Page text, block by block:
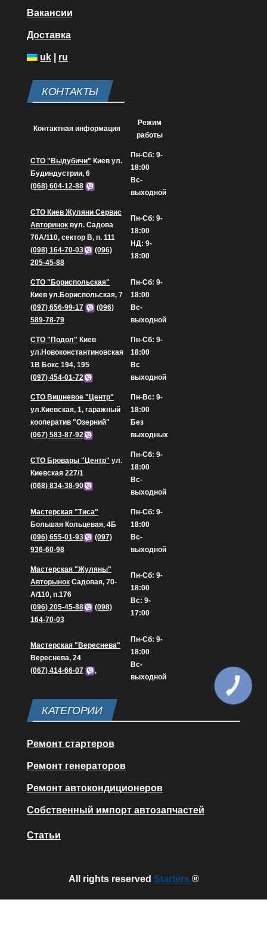
Вакансии
Доставка
uk ru
КОНТАКТЫ
Контактная информация
Режим
работы
СТО "Выдубичи" Киев ул.
Будиндустрии, 6
(068) 604-12-88
Пн-Сб: 9-
18:00
Вс-
выходной
СТО Киев Жуляни Сервис
Авторинок вул. Садова
70А/110, сектор В, п. 111
(098) 164-70-03
(096)
205-45-88
Пн-Сб: 9-
18:00
НД: 9-
18:00
СТО "Бориспольская"
Киев ул.Бориспольская, 7
(097) 656-99-17
(096)
589-78-79
Пн-Сб: 9-
18:00
Вс-
выходной
СТО "Подол" Киев
ул.Новоконстантиновская
1В Бокс 194, 195
(097) 454-01-72
Пн-Сб: 9-
18:00
Вс
выходной
СТО Вишневое "Центр"
ул.Киевская, 1, гаражный
кооператив "Озерний"
(067) 583-87-92
Пн-Вс: 9-
18:00
Без
выходных
СТО Бровары "Центр" ул.
Киевская 227/1
(068) 834-38-90
Пн-Сб: 9-
18:00
Вс-
выходной
Мастерская "Тиса"
Большая Кольцевая, 4Б
(096) 655-01-93
(097)
936-60-98
Пн-Сб: 9-
18:00
Вс-
выходной
Мастерская "Жуляны"
Авторынок Садовая, 70-
А/110, п.176
(096) 205-45-88
(098)
164-70-03
Пн-Сб: 9-
18:00
Вс: 9-
17:00
Мастерская "Вереснева"
Вереснева, 24
(067) 414-66-07
,
Пн-Сб: 9-
18:00
Вс-
выходной
КАТЕГОРИИ
Ремонт стартеров
Ремонт генераторов
Ремонт автокондиционеров
Собственный импорт автозапчастей
Статьи
All rights reserved Starters ®